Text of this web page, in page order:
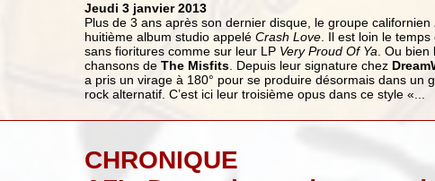
Jeudi 3 janvier 2013
Plus de 3 ans après son dernier disque, le groupe californien
huitième album studio appelé Crash Love. Il est loin le
sans fioritures comme sur leur LP Very Proud Of Ya . Ou
chansons de The Misfits. Depuis leur signature chez
a pris un virage à 180° pour se produire désormais dans un
rock alternatif. C’est ici leur troisième opus dans ce style «...
CHRONIQUE